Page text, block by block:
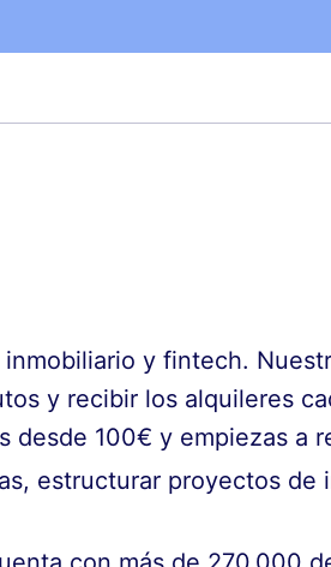
y fintech.
y recibir los alquileres
100€ y empiezas a
estructurar proyectos